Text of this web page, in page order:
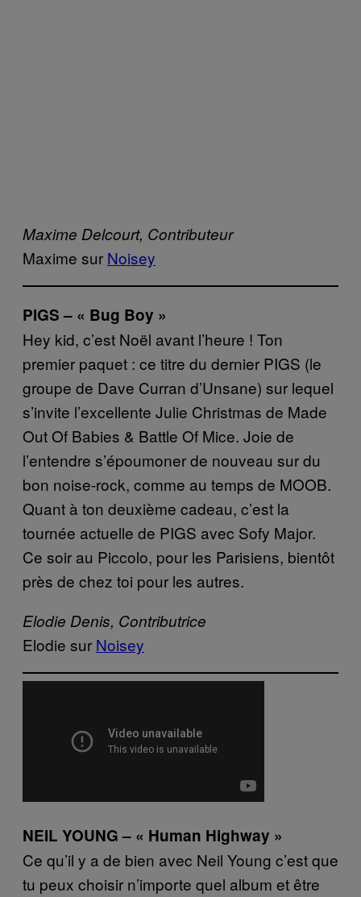
Maxime Delcourt, Contributeur
Maxime sur Noisey
PIGS – « Bug Boy »
Hey kid, c’est Noël avant l’heure ! Ton
premier paquet : ce titre du dernier PIGS (le
groupe de Dave Curran d’Unsane) sur lequel
s’invite l’excellente Julie Christmas de Made
Out Of Babies & Battle Of Mice. Joie de
l’entendre s’époumoner de nouveau sur du
bon noise-rock, comme au temps de MOOB.
Quant à ton deuxième cadeau, c’est la
tournée actuelle de PIGS avec Sofy Major.
Ce soir au Piccolo, pour les Parisiens, bientôt
près de chez toi pour les autres.
Elodie Denis, Contributrice
Elodie sur Noisey
NEIL YOUNG – « Human Highway »
Ce qu’il y a de bien avec Neil Young c’est que
tu peux choisir n’importe quel album et être